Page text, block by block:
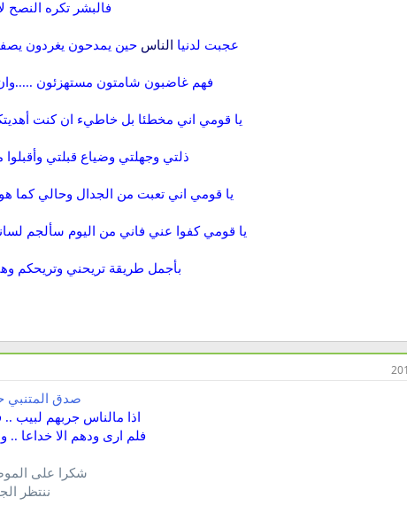
فالبشر تكره النصح
عجبت لدنيا الناس حين يمدحون يغردون
فهم غاضبون شامتون مستهزئون
يا قومي اني مخطئا بل خاطيء ان كنت
ذلتي وجهلتي وضياع قبلتي
يا قومي اني تعبت من الجدال وحالي كما
يا قومي كفوا عني فاني من اليوم سألجم
بأجمل طريقة تريحني وتريحكم
صدق المتنبي
اذا مالناس جربهم لبيب ..
فلم ارى ودهم الا خداعا ..
شكرا على
ننتظر